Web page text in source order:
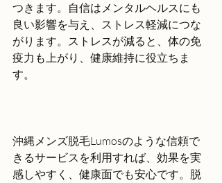
つきます。自信はメンタルヘルスにも
良い影響を与え、ストレス軽減につな
がります。ストレスが減ると、体の免
疫力も上がり、健康維持に役立ちま
す。
沖縄メンズ脱毛Lumosのような信頼で
きるサービスを利用すれば、効果を実
感しやすく、健康面でも安心です。脱